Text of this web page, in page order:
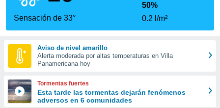
calidad.
a este
las
y
forma
digital
basada
Sensación de 33°
50%
0.2 l/m²
Aviso de nivel amarillo
Alerta moderada por altas temperaturas en Villa
Panamericana hoy
Tormentas fuertes
Esta tarde las tormentas dejarán fenómenos
adversos en 6 comunidades